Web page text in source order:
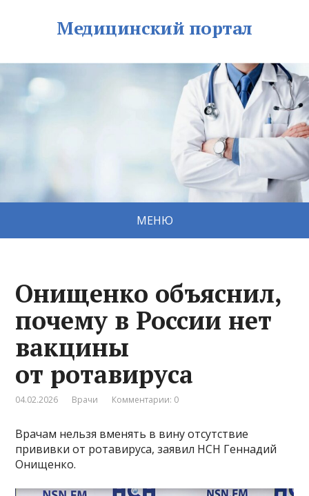
Медицинский портал
МЕНЮ
Онищенко объяснил,
почему в России нет
вакцины
от ротавируса
04.02.2026 Врачи Комментарии: 0
Врачам нельзя вменять в вину отсутствие
прививки от ротавируса, заявил НСН Геннадий
Онищенко.